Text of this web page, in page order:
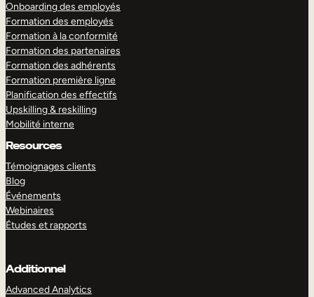
Onboarding des employés
Formation des employés
Formation à la conformité
Formation des partenaires
Formation des adhérents
Formation première ligne
Planification des effectifs
Upskilling & reskilling
Mobilité interne
Resources
Témoignages clients
Blog
Événements
Webinaires
Études et rapports
Additionnel
Advanced Analytics